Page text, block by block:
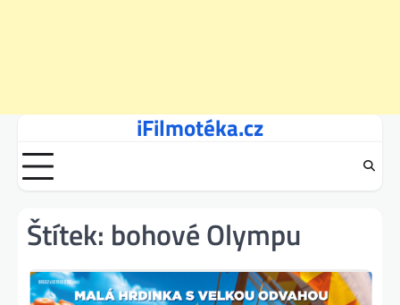
content
iFilmotéka.cz
Štítek: bohové Olympu